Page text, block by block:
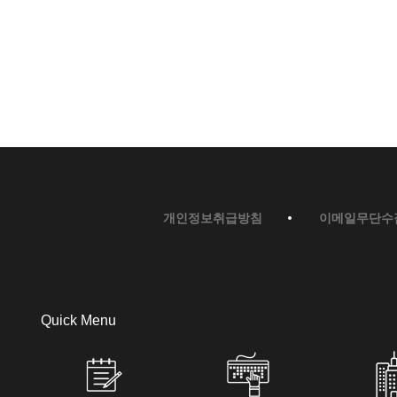
개인정보취급방침 이메일무단수
Quick Menu